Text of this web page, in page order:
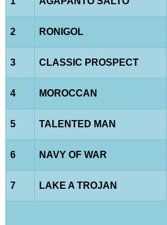
2 RONIGOL
3 CLASSIC PROSPECT
4 MOROCCAN
5 TALENTED MAN
6 NAVY OF WAR
7 LAKE A TROJAN